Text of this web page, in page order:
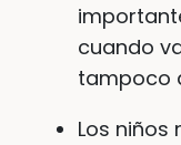
cuando
tampoco
Los niños